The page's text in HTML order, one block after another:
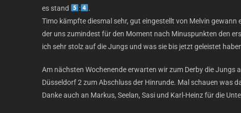
es stand
:
.
Timo kämpfte diesmal sehr, gut eingestellt von Melvin
der uns zumindest für den Moment nach Minuspunkten den
ich sehr stolz auf die Jungs und was sie bis jetzt geleistet
Am nächsten Wochenende erwarten wir zum Derby die Jungs
Düsseldorf 2 zum Abschluss der Hinrunde. Mal schauen was
Danke auch an Markus, Seelan, Sasi und Karl-Heinz für die